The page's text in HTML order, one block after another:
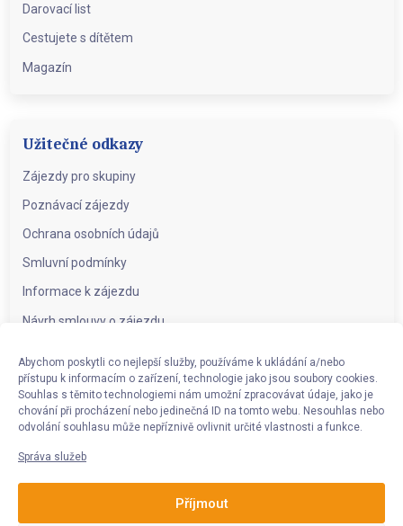
Abychom poskytli co nejlepší služby, používáme k ukládání a/nebo
přístupu k informacím o zařízení, technologie jako jsou soubory cookies.
Souhlas s těmito technologiemi nám umožní zpracovávat údaje, jako je
chování při procházení nebo jedinečná ID na tomto webu. Nesouhlas nebo
odvolání souhlasu může nepříznivě ovlivnit určité vlastnosti a funkce.
Správa služeb
Příjmout
Darovací list
Cestujete s dítětem
Magazín
Užitečné odkazy
Zájezdy pro skupiny
Poznávací zájezdy
Ochrana osobních údajů
Smluvní podmínky
Informace k zájezdu
Návrh smlouvy o zájezdu
Kontakt
CK Eurocykl Herdegen s.r.o.Kaminského 166/15724 00 Ostrava
eurocykl@eurocykl.cz